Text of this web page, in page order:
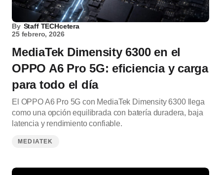
By Staff TECHcetera
25 febrero, 2026
MediaTek Dimensity 6300 en el
OPPO A6 Pro 5G: eficiencia y carga
para todo el día
El OPPO A6 Pro 5G con MediaTek Dimensity 6300 llega
como una opción equilibrada con batería duradera, baja
latencia y rendimiento confiable.
MEDIATEK